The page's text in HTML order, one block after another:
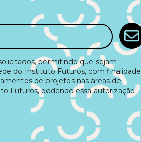
permitindo que sejam
do Instituto Futuros, com finalidade
de projetos nas áreas de
Futuros, podendo essa autorização